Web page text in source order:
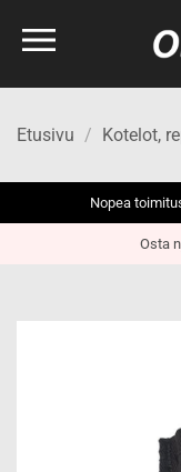
Etusivu / Kotelot,
Nopea
Osta